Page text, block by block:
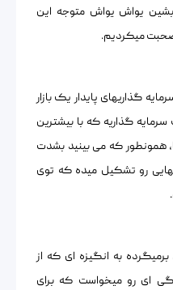
یواش یواش متوجه این
میکردیم.
گذاریهای پایدار یک بازار
سرمایه گذاریه که با بیشترین
همونطور که می بینید بشدت
رو تشکیل میده که توی
به انگیزه ای که از
ای رو میخواست که برای